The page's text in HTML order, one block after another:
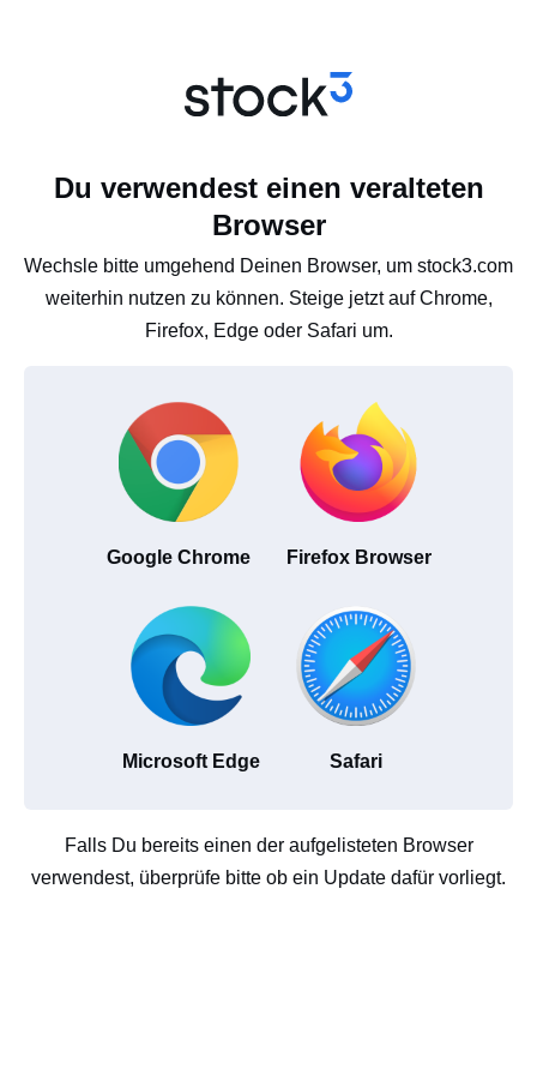
Du verwendest einen veralteten
Browser
Wechsle bitte umgehend Deinen Browser, um stock3.com
weiterhin nutzen zu können. Steige jetzt auf Chrome,
Firefox, Edge oder Safari um.
Google Chrome Firefox Browser
Microsoft Edge Safari
Falls Du bereits einen der aufgelisteten Browser
verwendest, überprüfe bitte ob ein Update dafür vorliegt.